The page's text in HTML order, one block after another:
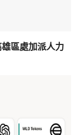
區處加派人力